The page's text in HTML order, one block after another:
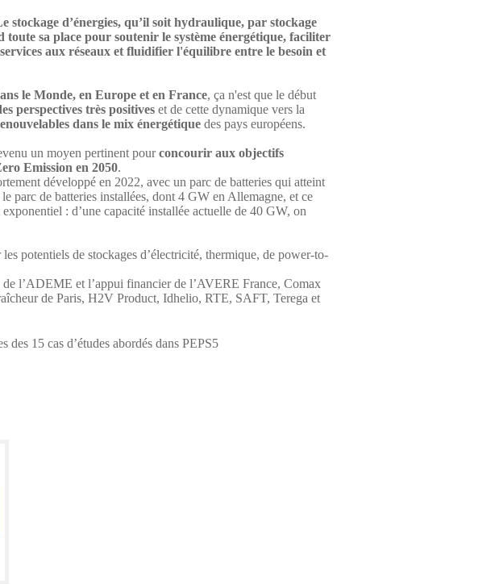
stockage d’énergies, qu’il soit hydraulique, par stockage
sa place pour soutenir le système énergétique, faciliter
aux réseaux et fluidifier l'équilibre entre le besoin et
le Monde, en Europe et en France, ça n'est que le début
perspectives très positives et de cette dynamique vers la
dans le mix énergétique des pays européens.
un moyen pertinent pourconcourir aux objectifs
Emission en 2050.
développé en 2022, avec un parc de batteries qui atteint
parc de batteries installées, dont 4 GW en Allemagne, et ce
: d’une capacité installée actuelle de 40 GW, on
potentiels de stockages d’électricité, thermique, de power-to-
l’ADEME et l’appui financier de l’AVERE France, Comax
de Paris, H2V Product, Idhelio, RTE, SAFT, Terega et
des 15 cas d’études abordés dans PEPS5